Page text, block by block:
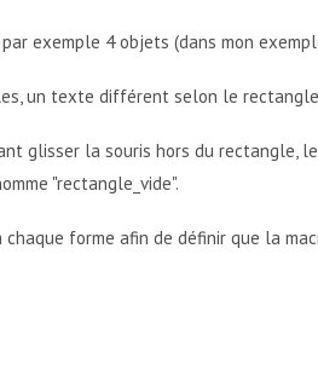
exemple 4 objets (dans mon
un texte différent selon le
glisser la souris hors du
"rectangle_vide".
forme afin de définir que la